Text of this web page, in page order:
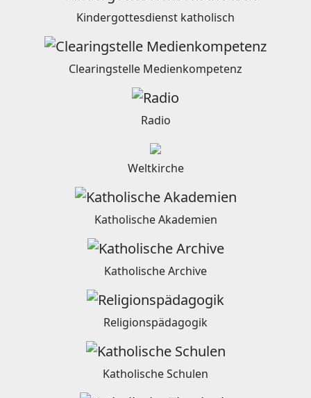
Kindergottesdienst katholisch
Clearingstelle Medienkompetenz
Radio
Weltkirche
Katholische Akademien
Katholische Archive
Religionspädagogik
Katholische Schulen